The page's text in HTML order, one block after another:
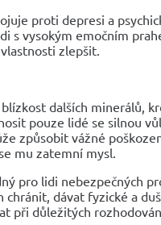
proti depresi a
s vysokým emočním
zlepšit.
dalších minerálů,
pouze lidé se silnou
způsobit vážné
mu zatemní mysl.
pro lidi nebezpečných
chránit, dávat fyzické a
při důležitých